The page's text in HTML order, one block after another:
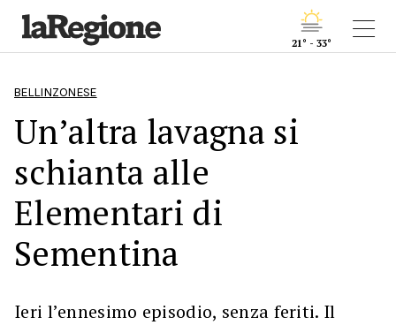
21° - 33°
BELLINZONESE
Un’altra lavagna si
schianta alle
Elementari di
Sementina
Ieri l’ennesimo episodio, senza feriti. Il